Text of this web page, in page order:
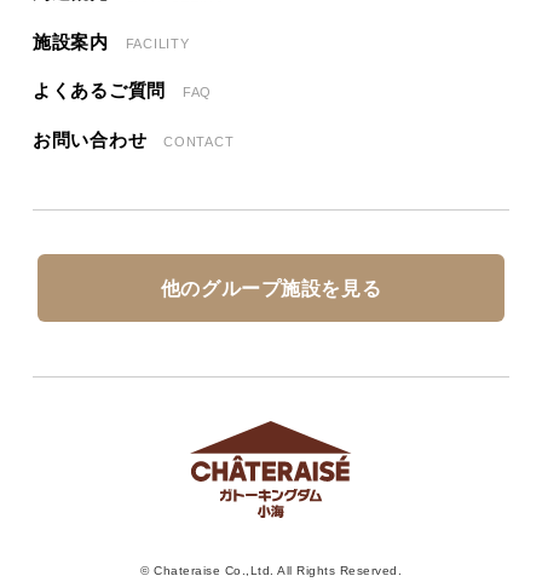
施設案内 FACILITY
よくあるご質問 FAQ
お問い合わせ CONTACT
他のグループ施設を見る
© Chateraise Co.,Ltd. All Rights Reserved.